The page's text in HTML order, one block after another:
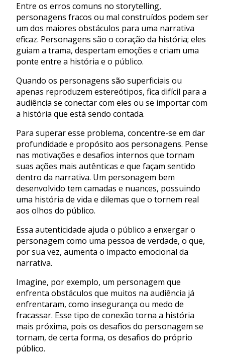
Entre os erros comuns no storytelling,
personagens fracos ou mal construídos podem ser
um dos maiores obstáculos para uma narrativa
eficaz. Personagens são o coração da história; eles
guiam a trama, despertam emoções e criam uma
ponte entre a história e o público.
Quando os personagens são superficiais ou
apenas reproduzem estereótipos, fica difícil para a
audiência se conectar com eles ou se importar com
a história que está sendo contada.
Para superar esse problema, concentre-se em dar
profundidade e propósito aos personagens. Pense
nas motivações e desafios internos que tornam
suas ações mais autênticas e que façam sentido
dentro da narrativa. Um personagem bem
desenvolvido tem camadas e nuances, possuindo
uma história de vida e dilemas que o tornem real
aos olhos do público.
Essa autenticidade ajuda o público a enxergar o
personagem como uma pessoa de verdade, o que,
por sua vez, aumenta o impacto emocional da
narrativa.
Imagine, por exemplo, um personagem que
enfrenta obstáculos que muitos na audiência já
enfrentaram, como insegurança ou medo de
fracassar. Esse tipo de conexão torna a história
mais próxima, pois os desafios do personagem se
tornam, de certa forma, os desafios do próprio
público.